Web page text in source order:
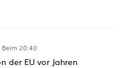
20:40
der EU vor Jahren